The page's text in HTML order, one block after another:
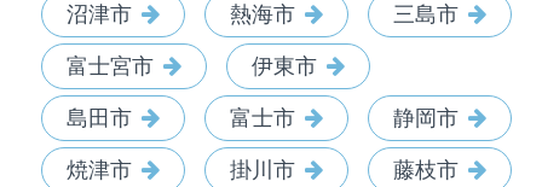
沼津市 熱海市 三島市
富士宮市 伊東市
島田市 富士市 静岡市
焼津市 掛川市 藤枝市